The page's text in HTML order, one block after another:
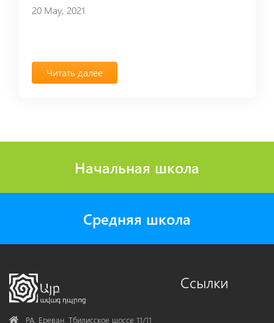
20 May, 2021
Читать далее
Начальная школа
Средняя школа
AddressРА, Ереван, Тбилисское шоссе 11/11
Ссылки